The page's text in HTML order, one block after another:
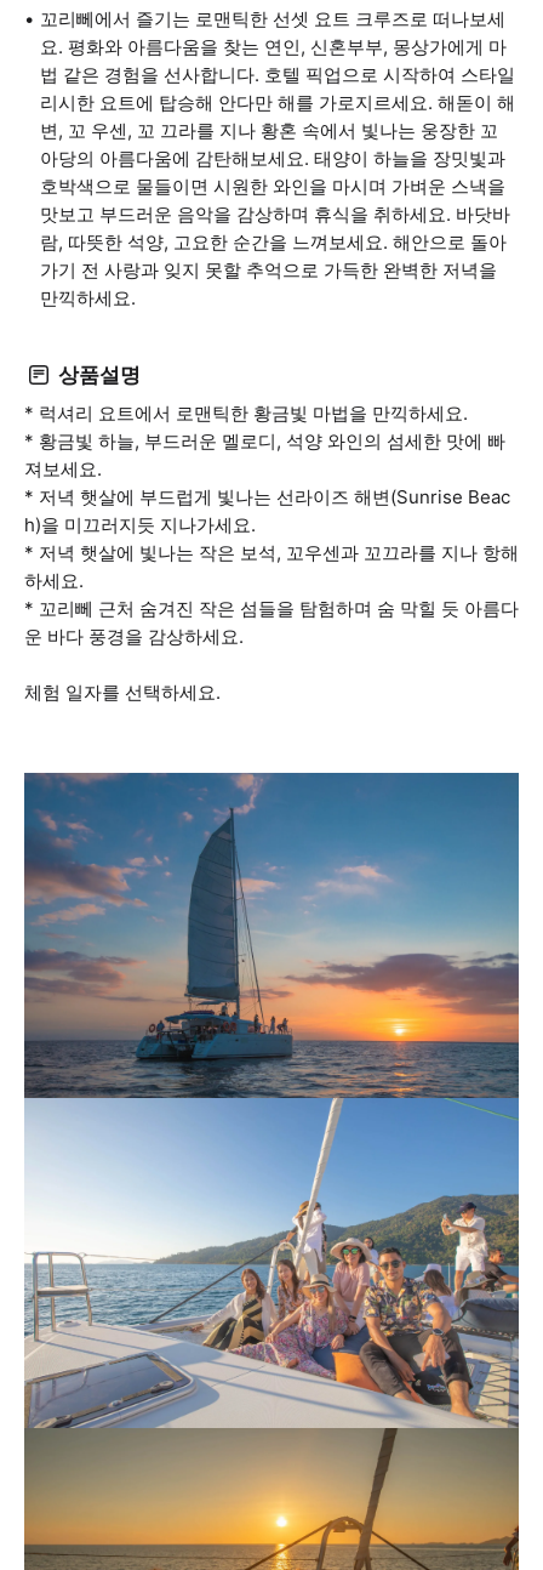
꼬리뻬에서 즐기는 로맨틱한 선셋 요트 크루즈로 떠나보세
요. 평화와 아름다움을 찾는 연인, 신혼부부, 몽상가에게 마
법 같은 경험을 선사합니다. 호텔 픽업으로 시작하여 스타일
리시한 요트에 탑승해 안다만 해를 가로지르세요. 해돋이 해
변, 꼬 우센, 꼬 끄라를 지나 황혼 속에서 빛나는 웅장한 꼬
아당의 아름다움에 감탄해보세요. 태양이 하늘을 장밋빛과
호박색으로 물들이면 시원한 와인을 마시며 가벼운 스낵을
맛보고 부드러운 음악을 감상하며 휴식을 취하세요. 바닷바
람, 따뜻한 석양, 고요한 순간을 느껴보세요. 해안으로 돌아
가기 전 사랑과 잊지 못할 추억으로 가득한 완벽한 저녁을
만끽하세요.
상품설명
* 럭셔리 요트에서 로맨틱한 황금빛 마법을 만끽하세요.
* 황금빛 하늘, 부드러운 멜로디, 석양 와인의 섬세한 맛에 빠
져보세요.
* 저녁 햇살에 부드럽게 빛나는 선라이즈 해변(Sunrise Beac
h)을 미끄러지듯 지나가세요.
* 저녁 햇살에 빛나는 작은 보석, 꼬우센과 꼬끄라를 지나 항해
하세요.
* 꼬리뻬 근처 숨겨진 작은 섬들을 탐험하며 숨 막힐 듯 아름다
운 바다 풍경을 감상하세요.
체험 일자를 선택하세요.